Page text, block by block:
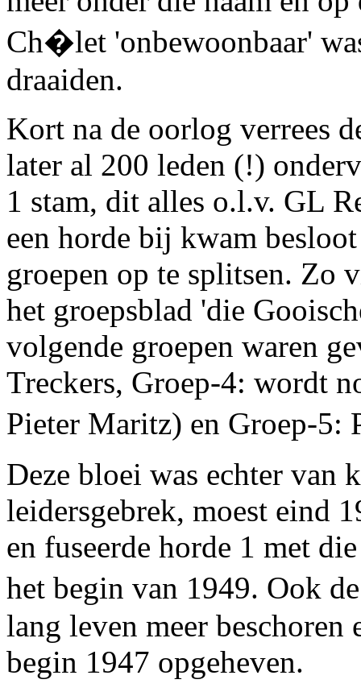
Ch�let 'onbewoonbaar'
draaiden.
Kort na de oorlog verrees
later al 200 leden (!)
1 stam, dit alles o.l.v. GL
een horde bij kwam
groepen op te splitsen. Zo
het groepsblad 'die
volgende groepen waren
Treckers, Groep-4: wordt
Pieter Maritz) en Groep-
Deze bloei was echter van
leidersgebrek, moest eind
en fuseerde horde 1 met
het begin van 1949. Ook
lang leven meer
begin 1947 opgeheven.